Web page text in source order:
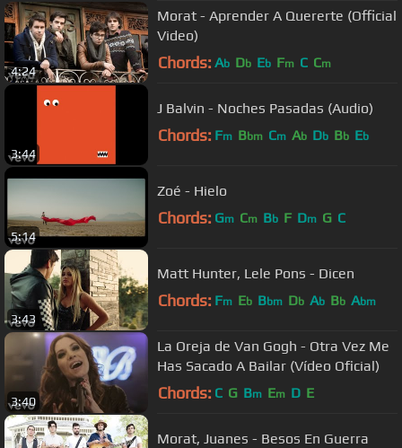
4:24
Morat - Aprender A Quererte (Official
Video)
Chords: Ab Db Eb Fm C Cm
3:44
J Balvin - Noches Pasadas (Audio)
Chords: Fm Bbm Cm Ab Db Bb Eb
5:14
Zoé - Hielo
Chords: Gm Cm Bb F Dm G C
3:43
Matt Hunter, Lele Pons - Dicen
Chords: Fm Eb Bbm Db Ab Bb Abm
3:40
La Oreja de Van Gogh - Otra Vez Me
Has Sacado A Bailar (Vídeo Oficial)
Chords: C G Bm Em D E
Morat, Juanes - Besos En Guerra